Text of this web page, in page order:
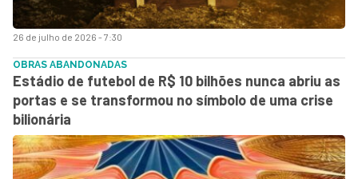
26 de julho de 2026 - 7:30
OBRAS ABANDONADAS
Estádio de futebol de R$ 10 bilhões nunca abriu as
portas e se transformou no símbolo de uma crise
bilionária